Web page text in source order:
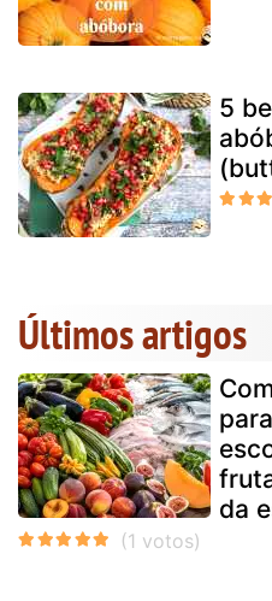
5
Últimos artigos
da